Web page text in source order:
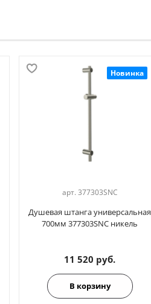
Новинка
арт. 377303SNC
Душевая штанга универсальная
700мм 377303SNC никель
11 520 руб.
В корзину